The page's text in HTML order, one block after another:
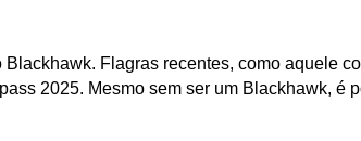
Flagras recentes, como aquele
2025. Mesmo sem ser um Blackhawk, é